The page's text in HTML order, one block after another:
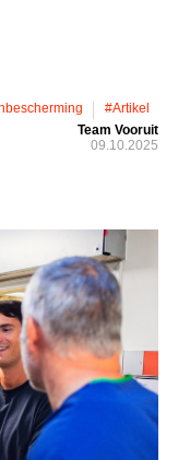
#artikel
Team Vooruit
09.10.2025